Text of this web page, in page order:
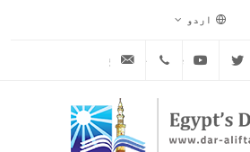
اردو
Facebook
Twitter
Youtube